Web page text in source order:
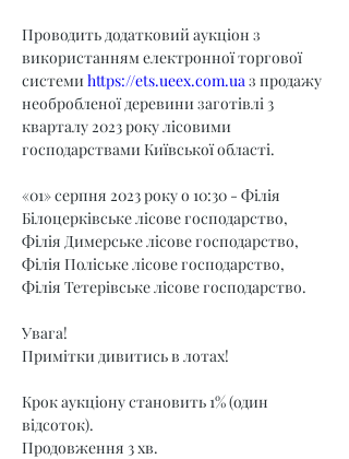
Проводить додатковий аукціон з
використанням електронної торгової
системи https://ets.ueex.com.ua з продажу
необробленої деревини заготівлі 3
кварталу 2023 року лісовими
господарствами Київської області.
«01» серпня 2023 року о 10:30 - Філія
Білоцерківське лісове господарство,
Філія Димерське лісове господарство,
Філія Поліське лісове господарство,
Філія Тетерівське лісове господарство.
Увага!
Примітки дивитись в лотах!
Крок аукціону становить 1% (один
відсоток).
Продовження 3 хв.